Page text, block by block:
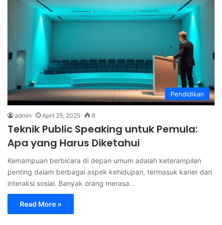
Pendidikan
admin April 25, 2025 8
Teknik Public Speaking untuk Pemula:
Apa yang Harus Diketahui
Kemampuan berbicara di depan umum adalah keterampilan
penting dalam berbagai aspek kehidupan, termasuk karier dan
interaksi sosial. Banyak orang merasa…
Read More »